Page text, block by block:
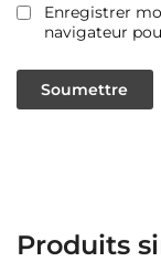
Enregistrer
navigateur
Produits